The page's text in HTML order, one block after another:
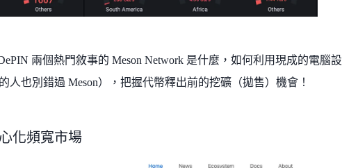
兩個熱門敘事的 Meson Network 是什麼，如何利用現成的電腦設
人也別錯過 Meson），把握代幣釋出前的挖礦（拋售）機會！
化頻寬市場